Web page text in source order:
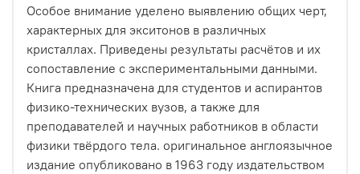
Особое внимание уделено выявлению общих черт,
характерных для экситонов в различных
кристаллах. Приведены результаты расчётов и их
сопоставление с экспериментальными данными.
Книга предназначена для студентов и аспирантов
физико-технических вузов, а также для
преподавателей и научных работников в области
физики твёрдого тела. оригинальное англоязычное
издание опубликовано в 1963 году издательством